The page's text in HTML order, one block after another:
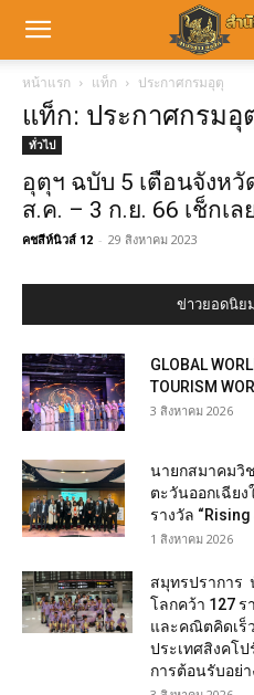
หน้าแรก แท็ก ประกาศกรมอุตุ
แท็ก: ประกาศกรมอุ
ทั่วไป
อุตุฯ ฉบับ 5 เตือนจังห
ส.ค. – 3 ก.ย. 66 เช็กเ
คชสีห์นิวส์ 12 - 29 สิงหาคม 2023
ข่าวยอดนิย
GLOBAL
TOURISM
3 สิงหาคม 2026
นายกสมาคมวิ
ตะวันออกเฉียง
รางวัล
1 สิงหาคม 2026
สมุทรปราการ
โลกคว้า 127
และคณิตคิดเร็
ประเทศสิงคโป
การต้อนรับอย่